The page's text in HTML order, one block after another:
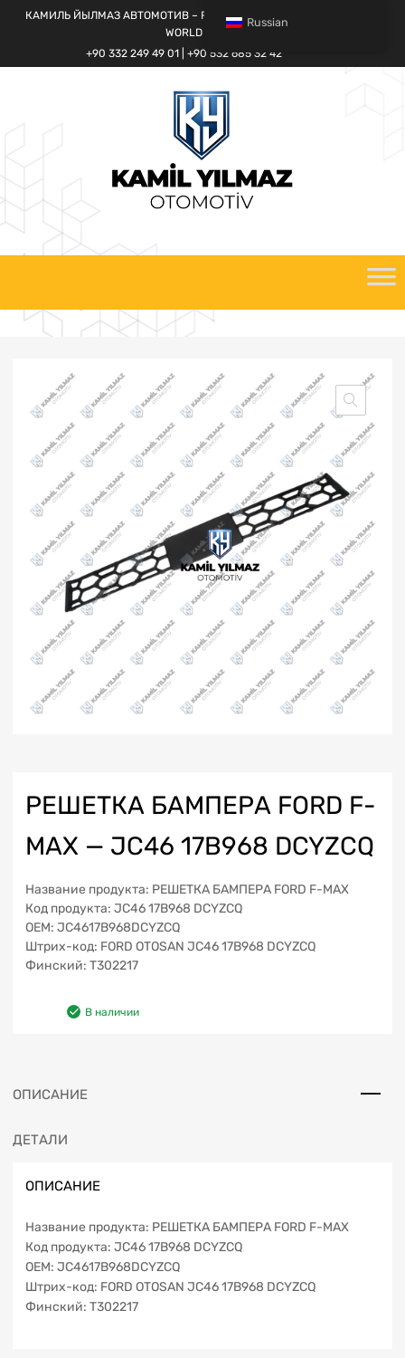
КАМИЛЬ ЙЫЛМАЗ АВТОМОТИВ – FORD CARGO SPARE PARTS
WORLD
+90 332 249 49 01 | +90 532 685 32 42
РЕШЕТКА БАМПЕРА FORD F-
MAX — JC46 17B968 DCYZCQ
Название продукта: РЕШЕТКА БАМПЕРА FORD F-MAX
Код продукта: JC46 17B968 DCYZCQ
OEM: JC4617B968DCYZCQ
Штрих-код: FORD OTOSAN JC46 17B968 DCYZCQ
Финский: T302217
В наличии
ОПИСАНИЕ
ДЕТАЛИ
ОПИСАНИЕ
Название продукта: РЕШЕТКА БАМПЕРА FORD F-MAX
Код продукта: JC46 17B968 DCYZCQ
OEM: JC4617B968DCYZCQ
Штрих-код: FORD OTOSAN JC46 17B968 DCYZCQ
Финский: T302217
Russian